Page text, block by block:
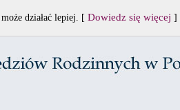
działać lepiej. [ Dowiedz się więcej ]